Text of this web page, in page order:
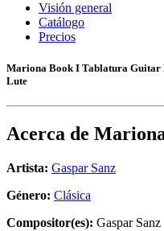
Visión general
Catálogo
Precios
Mariona Book I Tablatura Guitar
Lute
Acerca de
Artista: Gaspar Sanz
Género: Clásica
Compositor(es): Gaspar Sanz